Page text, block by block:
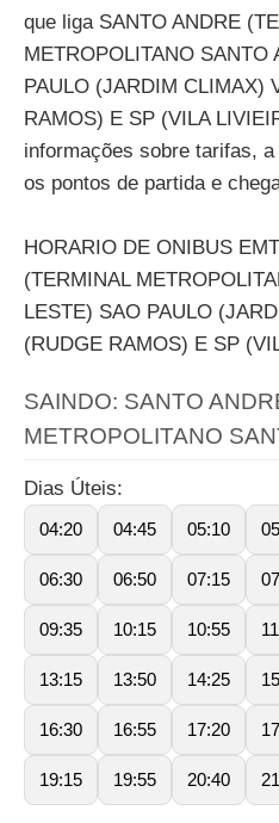
que liga SANTO ANDRE
METROPOLITANO SANTO
PAULO (JARDIM CLIMAX)
RAMOS) E SP (VILA
informações sobre tarifas,
os pontos de partida e
HORARIO DE ONIBUS
(TERMINAL
LESTE) SAO PAULO
(RUDGE RAMOS) E SP
SAINDO: SANTO
METROPOLITANO
Dias Úteis:
04:20 04:45 05:10
06:30 06:50 07:15
09:35 10:15 10:55
13:15 13:50 14:25
16:30 16:55 17:20
19:15 19:55 20:40